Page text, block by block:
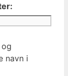
navn i